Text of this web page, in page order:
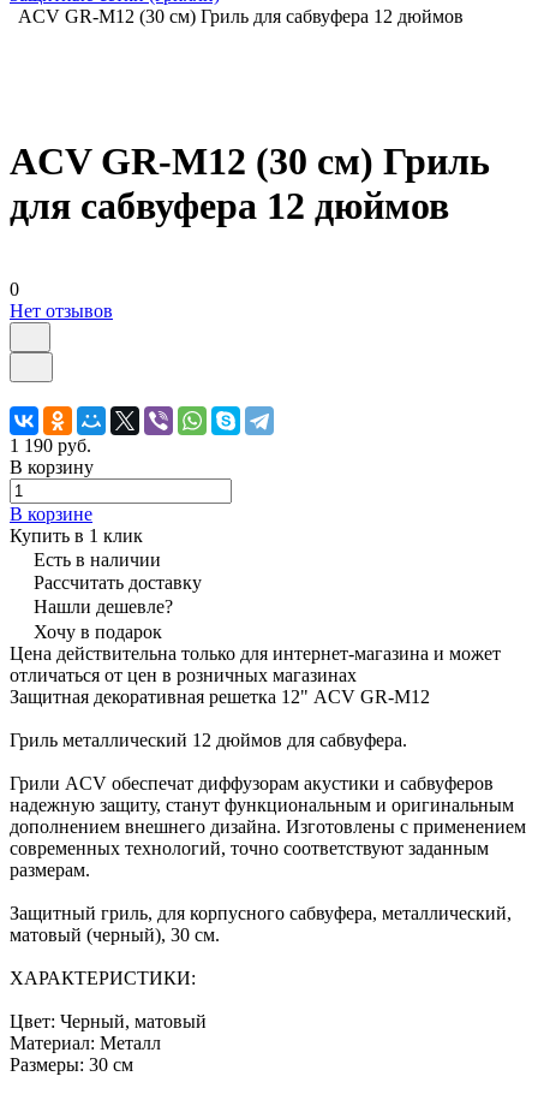
ACV GR-M12 (30 см) Гриль для сабвуфера 12 дюймов
ACV GR-M12 (30 см) Гриль
для сабвуфера 12 дюймов
0
Нет отзывов
1 190 руб.
В корзину
В корзине
Купить в 1 клик
Есть в наличии
Рассчитать доставку
Нашли дешевле?
Хочу в подарок
Цена действительна только для интернет-магазина и может
отличаться от цен в розничных магазинах
Защитная декоративная решетка 12" ACV GR-M12
Гриль металлический 12 дюймов для сабвуфера.
Грили ACV обеспечат диффузорам акустики и сабвуферов
надежную защиту, станут функциональным и оригинальным
дополнением внешнего дизайна. Изготовлены с применением
современных технологий, точно соответствуют заданным
размерам.
Защитный гриль, для корпусного сабвуфера, металлический,
матовый (черный), 30 см.
ХАРАКТЕРИСТИКИ:
Цвет: Черный, матовый
Материал: Металл
Размеры: 30 см